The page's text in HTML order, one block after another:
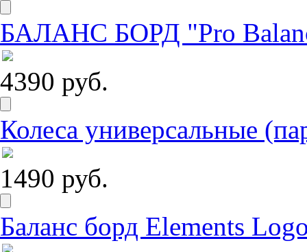
БАЛАНС БОРД "Pro
4390 руб.
Колеса универсальные
1490 руб.
Баланс борд Elements